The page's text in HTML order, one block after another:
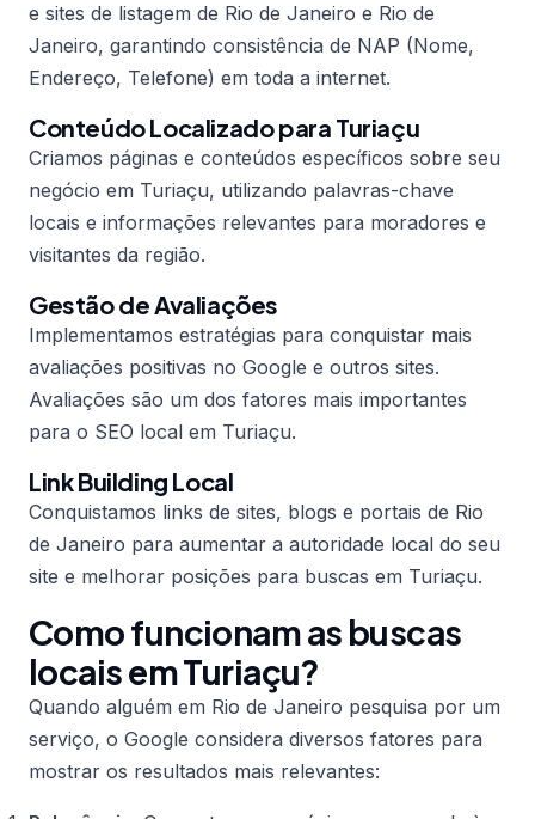
e sites de listagem de Rio de Janeiro e Rio de
Janeiro, garantindo consistência de NAP (Nome,
Endereço, Telefone) em toda a internet.
Conteúdo Localizado para Turiaçu
Criamos páginas e conteúdos específicos sobre seu
negócio em Turiaçu, utilizando palavras-chave
locais e informações relevantes para moradores e
visitantes da região.
Gestão de Avaliações
Implementamos estratégias para conquistar mais
avaliações positivas no Google e outros sites.
Avaliações são um dos fatores mais importantes
para o SEO local em Turiaçu.
Link Building Local
Conquistamos links de sites, blogs e portais de Rio
de Janeiro para aumentar a autoridade local do seu
site e melhorar posições para buscas em Turiaçu.
Como funcionam as buscas
locais em Turiaçu?
Quando alguém em Rio de Janeiro pesquisa por um
serviço, o Google considera diversos fatores para
mostrar os resultados mais relevantes: